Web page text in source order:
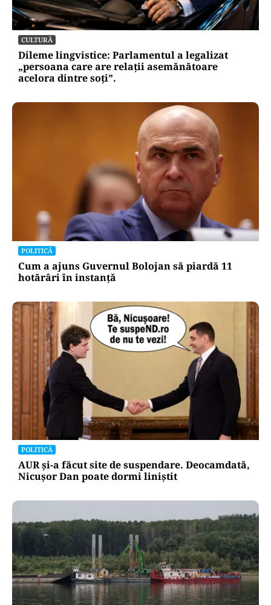
CULTURĂ
Dileme lingvistice: Parlamentul a legalizat
„persoana care are relații asemănătoare
acelora dintre soți”.
POLITICĂ
Cum a ajuns Guvernul Bolojan să piardă 11
hotărâri în instanță
POLITICĂ
AUR și-a făcut site de suspendare. Deocamdată,
Nicușor Dan poate dormi liniștit